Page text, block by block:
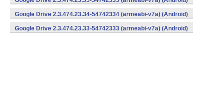
Google Drive 2.3.474.23.34-54742334 (armeabi-v7a) (Android)
Google Drive 2.3.474.23.33-54742333 (armeabi-v7a) (Android)